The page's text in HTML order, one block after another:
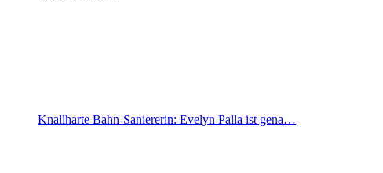
Knallharte Bahn-Saniererin: Evelyn Palla ist gena…